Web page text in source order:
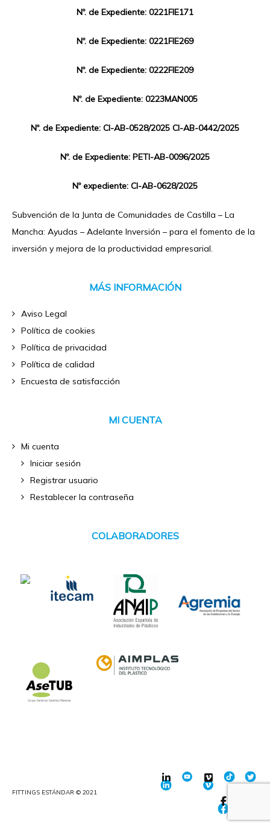
Nº. de Expediente: 0221FIE171
Nº. de Expediente: 0221FIE269
Nº. de Expediente: 0222FIE209
Nº. de Expediente: 0223MAN005
Nº. de Expediente: CI-AB-0528/2025 CI-AB-0442/2025
Nº. de Expediente: PETI-AB-0096/2025
Nº expediente: CI-AB-0628/2025
Subvención de la Junta de Comunidades de Castilla – La
Mancha: Ayudas – Adelante Inversión – para el fomento de la
inversión y mejora de la productividad empresarial.
MÁS INFORMACIÓN
Aviso Legal
Política de cookies
Política de privacidad
Política de calidad
Encuesta de satisfacción
MI CUENTA
Mi cuenta
Iniciar sesión
Registrar usuario
Restablecer la contraseña
COLABORADORES
FITTINGS ESTÁNDAR © 2021